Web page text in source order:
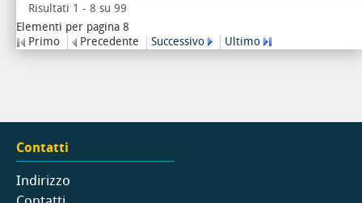
Risultati 1 - 8 su 99
Elementi per pagina 8
Primo
Precedente Successivo Ultimo
Contatti
Indirizzo